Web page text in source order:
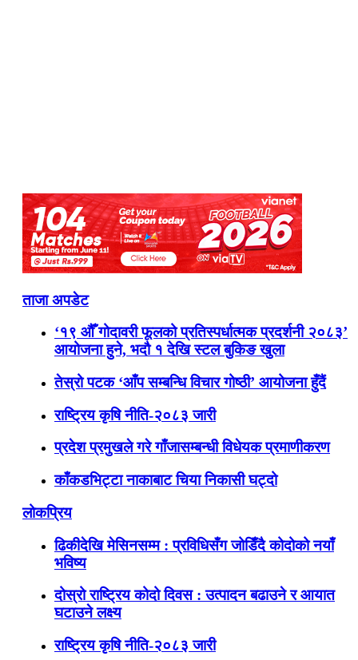
ताजा अपडेट
‘१९ औँ गोदावरी फूलको प्रतिस्पर्धात्मक प्रदर्शनी २०८३’
आयोजना हुने, भदौ १ देखि स्टल बुकिङ खुला
तेस्रो पटक ‘आँप सम्बन्धि विचार गोष्ठी’ आयोजना हुँदैं
राष्ट्रिय कृषि नीति-२०८३ जारी
प्रदेश प्रमुखले गरे गाँजासम्बन्धी विधेयक प्रमाणीकरण
काँकडभिट्टा नाकाबाट चिया निकासी घट्दो
लोकप्रिय
ढिकीदेखि मेसिनसम्म : प्रविधिसँग जोडिँदै कोदोको नयाँ
भविष्य
दोस्रो राष्ट्रिय कोदो दिवस : उत्पादन बढाउने र आयात
घटाउने लक्ष्य
राष्ट्रिय कृषि नीति-२०८३ जारी